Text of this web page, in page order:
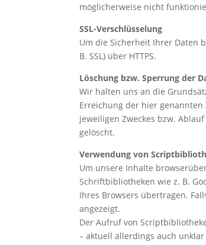
möglicherweise nicht
SSL-Verschlüsselung
Um die Sicherheit Ihrer Daten
B. SSL) über HTTPS.
Löschung bzw. Sperrung der
Wir halten uns an die
Erreichung der hier genannten
jeweiligen Zweckes bzw.
gelöscht.
Verwendung von
Um unsere Inhalte
Schriftbibliotheken wie z. B.
Ihres Browsers übertragen.
angezeigt.
Der Aufruf von
– aktuell allerdings auch